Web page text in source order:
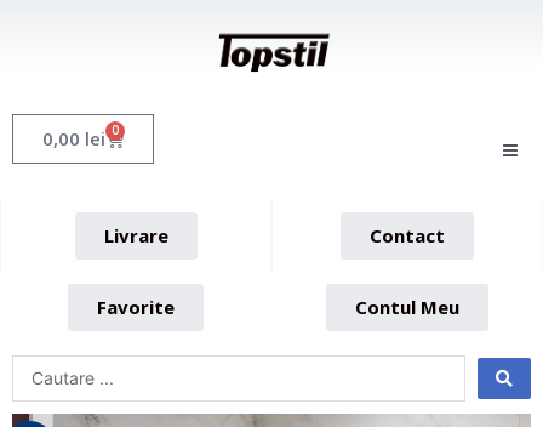
0,00 lei 0 Cart
Livrare Contact
Favorite Contul Meu